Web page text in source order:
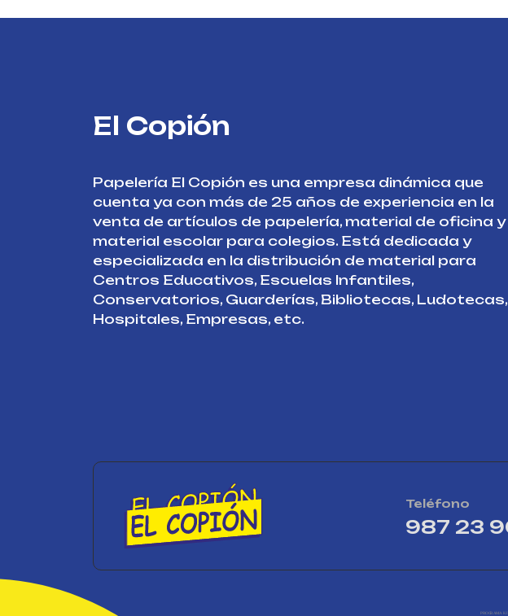
El Copión
Papelería El Copión es una empresa dinámica que
cuenta ya con más de 25 años de experiencia en la
venta de artículos de papelería, material de oficina y
material escolar para colegios. Está dedicada y
especializada en la distribución de material para
Centros Educativos, Escuelas Infantiles,
Conservatorios, Guarderías, Bibliotecas, Ludotecas,
Hospitales, Empresas, etc.
Teléfono
987